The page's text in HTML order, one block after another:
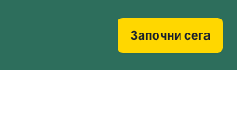
Започни сега